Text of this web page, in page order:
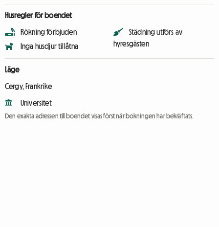
Husregler för boendet
Rökning förbjuden
Inga husdjur tillåtna
Städning utförs av
hyresgästen
Läge
Cergy, Frankrike
Universitet
Den exakta adressen till boendet visas först när bokningen har bekräftats.